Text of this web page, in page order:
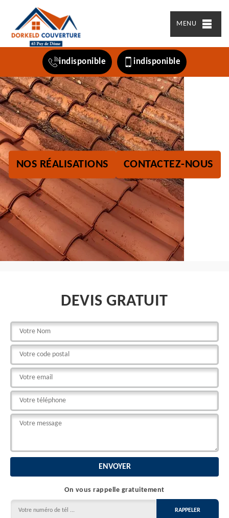
MENU
indisponible indisponible
NOS RÉALISATIONS CONTACTEZ-NOUS
DEVIS GRATUIT
On vous rappelle gratuitement